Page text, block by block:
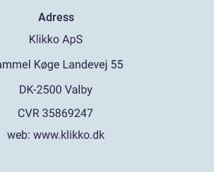
Adress
web: www.klikko.dk